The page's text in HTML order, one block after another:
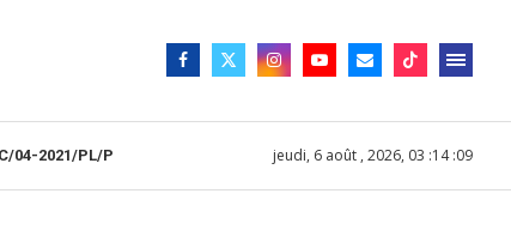
04-2021/PL/P jeudi, 6 août , 2026, 03 :14 :09